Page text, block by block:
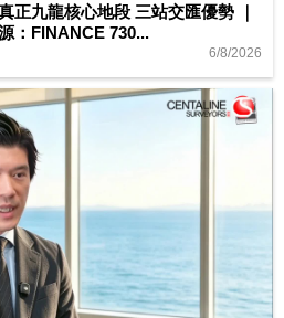
正九龍核心地段 三站交匯優勢 ｜
：FINANCE 730...
6/8/2026